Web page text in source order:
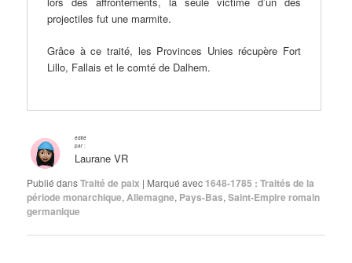
projectiles fut une marmite.
Grâce à ce traité, les Provinces Unies récupère Fort
Lillo, Fallais et le comté de Dalhem.
édité
par :
Laurane VR
Publié dansTraité de paix | Marqué avec 1648-1785 : Traités de la
période monarchique, Allemagne, Pays-Bas,Saint-Empire romain
germanique